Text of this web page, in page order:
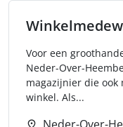
Voor een
Neder-Over-
magazijnier die ook
winkel. Als...